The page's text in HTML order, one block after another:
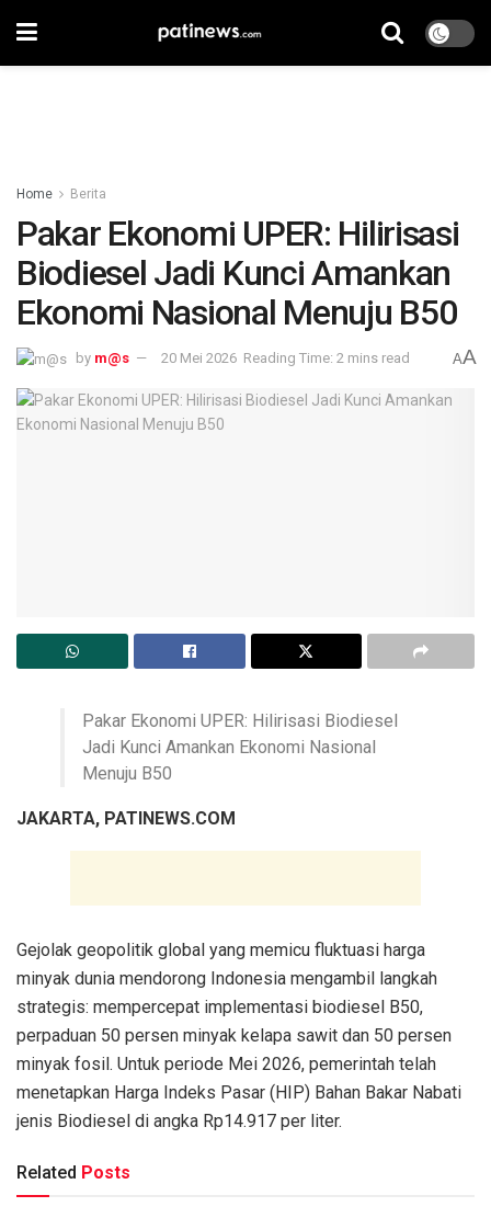
Home Berita
Pakar Ekonomi UPER: Hilirisasi
Biodiesel Jadi Kunci Amankan
Ekonomi Nasional Menuju B50
by m@s 20 Mei 2026 Reading Time: 2 mins read AA
Pakar Ekonomi UPER: Hilirisasi Biodiesel
Jadi Kunci Amankan Ekonomi Nasional
Menuju B50
JAKARTA, PATINEWS.COM
Gejolak geopolitik global yang memicu fluktuasi harga
minyak dunia mendorong Indonesia mengambil langkah
strategis: mempercepat implementasi biodiesel B50,
perpaduan 50 persen minyak kelapa sawit dan 50 persen
minyak fosil. Untuk periode Mei 2026, pemerintah telah
menetapkan Harga Indeks Pasar (HIP) Bahan Bakar Nabati
jenis Biodiesel di angka Rp14.917 per liter.
Related Posts